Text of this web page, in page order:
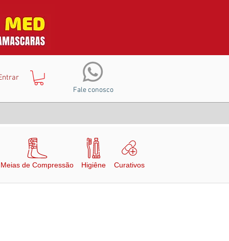
Fale conosco
Meias de Compressão Higiêne Curativos